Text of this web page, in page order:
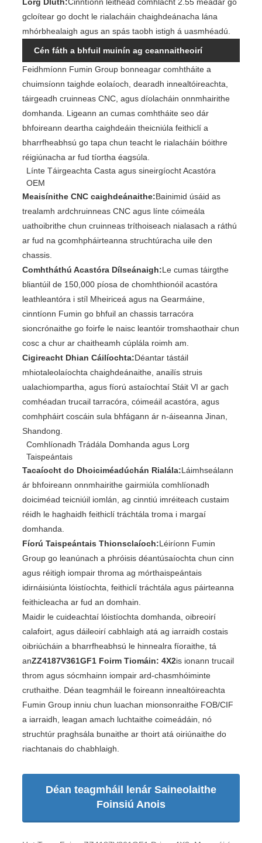
Lorg Dlúth:Cinntíonn leithead comhlacht 2.55 méadar go
gcloítear go docht le rialacháin chaighdeánacha lána
mhórbhealaigh agus an spás taobh istigh á uasmhéadú.
Cén fáth a bhfuil muinín ag ceannaitheoirí
idirnáisiúnta as déantúsaíocht Fumin Group?
Feidhmíonn Fumin Group bonneagar comhtháite a
chuimsíonn taighde eolaíoch, dearadh innealtóireachta,
táirgeadh cruinneas CNC, agus díolacháin onnmhairithe
domhanda. Ligeann an cumas comhtháite seo dár
bhfoireann deartha caighdeáin theicniúla feithiclí a
bharrfheabhsú go tapa chun teacht le rialacháin bóithre
réigiúnacha ar fud tíortha éagsúla.
Línte Táirgeachta Casta agus sineirgíocht Acastóra
OEM
Meaisínithe CNC caighdeánaithe:Bainimid úsáid as
trealamh ardchruinneas CNC agus línte cóimeála
uathoibrithe chun cruinneas tríthoiseach nialasach a ráthú
ar fud na gcomhpháirteanna struchtúracha uile den
chassis.
Comhtháthú Acastóra Dílseánaigh:Le cumas táirgthe
bliantúil de 150,000 píosa de chomhthionóil acastóra
leathleantóra i stíl Mheiriceá agus na Gearmáine,
cinntíonn Fumin go bhfuil an chassis tarracóra
sioncrónaithe go foirfe le naisc leantóir tromshaothair chun
cosc ​​a chur ar chaitheamh cúplála roimh am.
Cigireacht Dhian Cáilíochta:Déantar tástáil
mhiotaleolaíochta chaighdeánaithe, anailís struis
ualachiompartha, agus fíorú astaíochtaí Stáit VI ar gach
comhéadan trucail tarracóra, cóimeáil acastóra, agus
comhpháirt coscáin sula bhfágann ár n-áiseanna Jinan,
Shandong.
Comhlíonadh Trádála Domhanda agus Lorg
Taispeántais
Tacaíocht do Dhoiciméadúchán Rialála:Láimhseálann
ár bhfoireann onnmhairithe gairmiúla comhlíonadh
doiciméad teicniúil iomlán, ag cinntiú imréiteach custaim
réidh le haghaidh feithiclí tráchtála troma i margaí
domhanda.
Fíorú Taispeántais Thionsclaíoch:Léiríonn Fumin
Group go leanúnach a phróisis déantúsaíochta chun cinn
agus réitigh iompair throma ag mórthaispeántais
idirnáisiúnta lóistíochta, feithiclí tráchtála agus páirteanna
feithicleacha ar fud an domhain.
Maidir le cuideachtaí lóistíochta domhanda, oibreoirí
calafoirt, agus dáileoirí cabhlaigh atá ag iarraidh costais
oibriúcháin a bharrfheabhsú le hinnealra fíoraithe, tá
anZZ4187V361GF1 Foirm Tiomáin: 4X2is ionann trucail
throm agus sócmhainn iompair ard-chasmhóiminte
cruthaithe. Déan teagmháil le foireann innealtóireachta
Fumin Group inniu chun luachan mionsonraithe FOB/CIF
a iarraidh, leagan amach luchtaithe coimeádáin, nó
struchtúr praghsála bunaithe ar thoirt atá oiriúnaithe do
riachtanais do chabhlaigh.
Déan teagmháil lenár Saineolaithe
Foinsiú Anois